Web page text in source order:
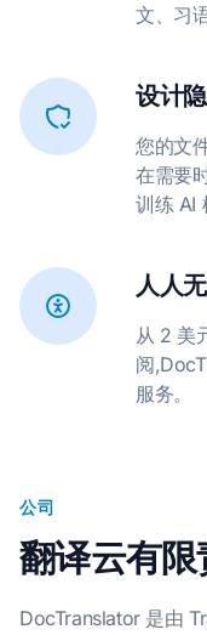
文、习
设计
您的文
在需要
训练 AI
人人
从 2 美
阅
服务。
公司
翻译云有限
DocTranslator 是由